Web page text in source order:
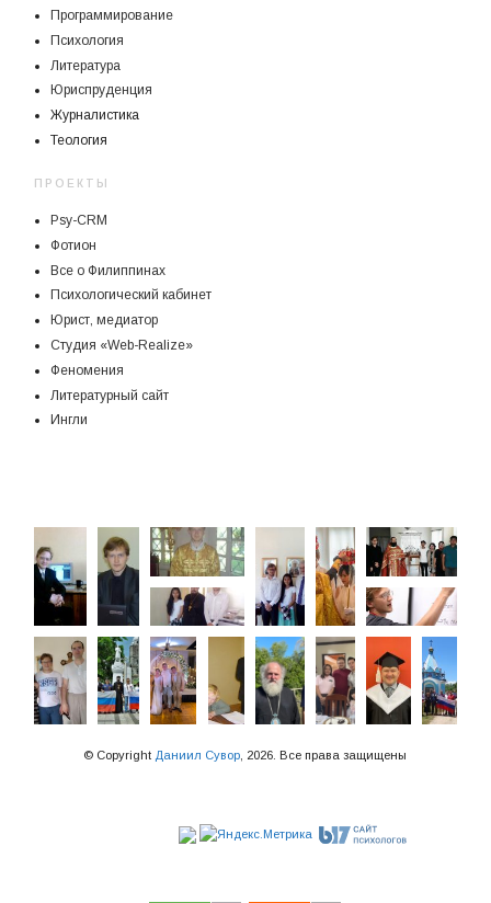
Программирование
Психология
Литература
Юриспруденция
Журналистика
Теология
ПРОЕКТЫ
Psy-CRM
Фотион
Все о Филиппинах
Психологический кабинет
Юрист, медиатор
Студия «Web-Realize»
Феномения
Литературный сайт
Ингли
© Copyright Даниил Сувор , 2026. Все права защищены